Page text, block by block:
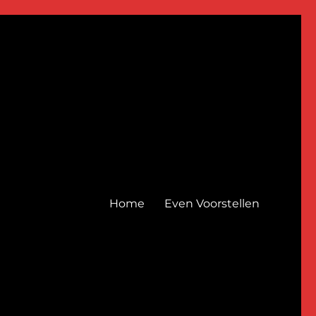
Home Even Voorstellen